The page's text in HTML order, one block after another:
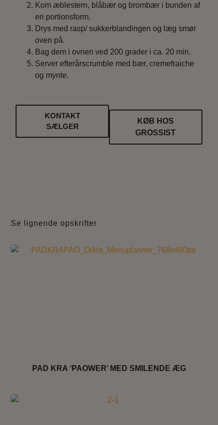
Kom æblestern, blåbær og brombær i bunden af
en portionsform.
Drys med rasp/ sukkerblandingen og læg smør
oven på.
Bag dem i ovnen ved 200 grader i ca. 20 min.
Server efterårscrumble med bær, cremefraiche
og mynte.
KONTAKT
SÆLGER
KØB HOS
GROSSIST
Se lignende opskrifter
PAD KRA ‘PAOWER’ MED SMILENDE ÆG